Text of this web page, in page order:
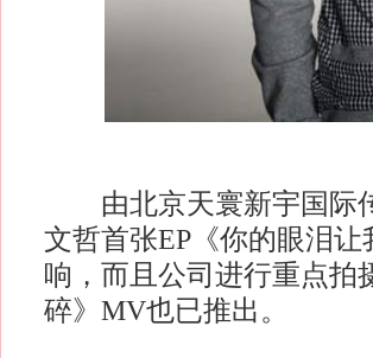
由北京天寰新宇国际
文哲首张EP《你的眼泪
响，而且公司进行重点拍
碎》MV也已推出。